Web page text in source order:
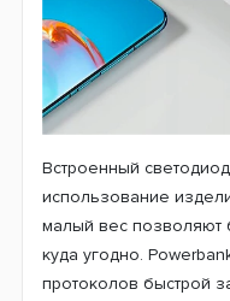
Встроенный
использование
малый вес позволяют
куда угодно.
протоколов быстрой